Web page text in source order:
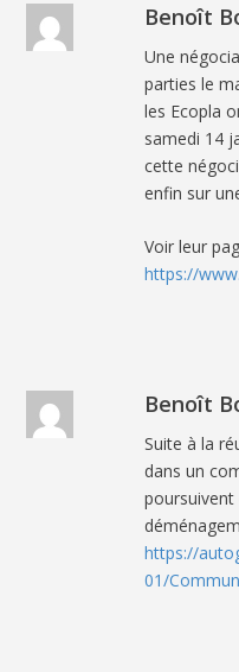
Benoît
Une
parties le
les Ecopla
samedi 14
cette
enfin sur
Voir leur
https://
Benoît
Suite à la
dans un
poursuivent
https://
01/